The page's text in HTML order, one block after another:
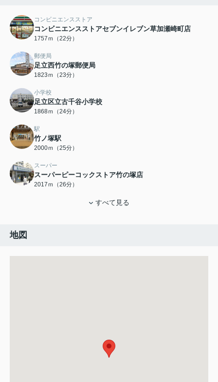
コンビニエンスストア
コンビニエンスストアセブンイレブン草加瀬崎町店
1757ｍ（22分）
郵便局
足立西竹の塚郵便局
1823ｍ（23分）
小学校
足立区立古千谷小学校
1868ｍ（24分）
駅
竹ノ塚駅
2000ｍ（25分）
スーパー
スーパーピーコックストア竹の塚店
2017ｍ（26分）
すべて見る
地図